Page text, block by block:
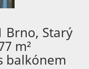
Brno, Starý
m²
balkónem